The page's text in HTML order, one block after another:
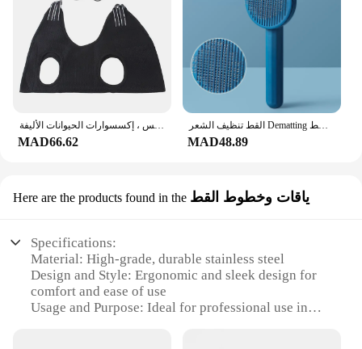
MAD66.62
القط تنظيف الشعر Dematting فرشاة مشط الكلب الشعر فرشاة إزالة القط أداة تهذيب الشعر الكلب الشعر ذرف المتقلب إبرة مشط
MAD48.89
Here are the products found in the ياقات وخطوط القط
Specifications:
Material: High-grade, durable stainless steel
Design and Style: Ergonomic and sleek design for
comfort and ease of use
Usage and Purpose: Ideal for professional use in